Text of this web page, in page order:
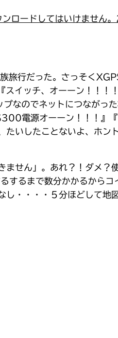
ロードしてはいけません
旅行だった。さっそく
イッチ、オーーン！！！
なのでネットにつながっ
電源オーーン！！！
たいしたことないよ、ホン
ません」。あれ？！ダメ
するまで数分かかるからコ
し・・・・５分ほどして地